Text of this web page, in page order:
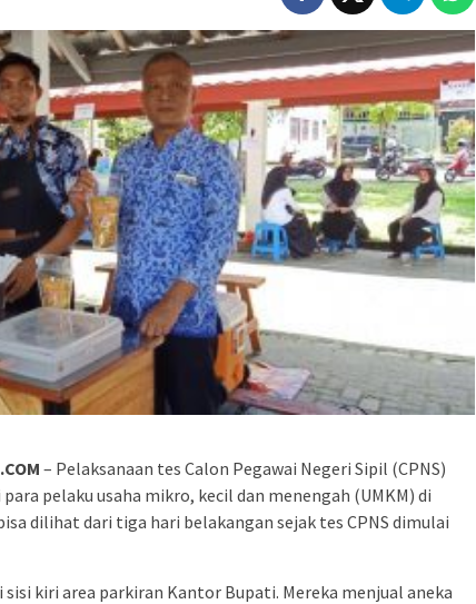
– Pelaksanaan tes Calon Pegawai Negeri Sipil (CPNS)
pelaku usaha mikro, kecil dan menengah (UMKM) di
dilihat dari tiga hari belakangan sejak tes CPNS dimulai
sisi kiri area parkiran Kantor Bupati. Mereka menjual aneka